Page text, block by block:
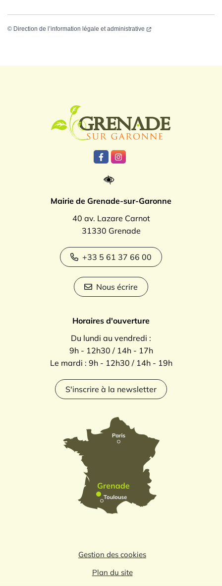
© Direction de l’information légale et administrative
Lien vers le compte Facebook
Lien vers le compte
Mairie de Grenade-sur-Garonne
40 av. Lazare Carnot
31330 Grenade
+33 5 61 37 66 00
Nous écrire
Horaires d'ouverture
Du lundi au vendredi :
9h - 12h30 / 14h - 17h
Le mardi : 9h - 12h30 / 14h - 19h
S'inscrire à la newsletter
Gestion des cookies
Plan du site